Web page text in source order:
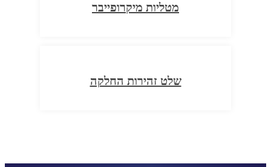
מטליות מיקרופייבר
שלט זהירות החלקה